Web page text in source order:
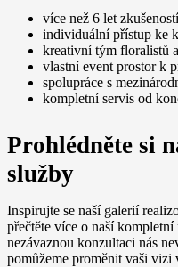
více než 6 let
individuální přístup ke
kreativní tým floralistů
vlastní event prostor k
spolupráce s
kompletní servis od
Prohlédněte si
služby
Inspirujte se naší galerií
přečtěte více o naší kompletní
nezávaznou konzultaci nás
pomůžeme proměnit vaši vizi